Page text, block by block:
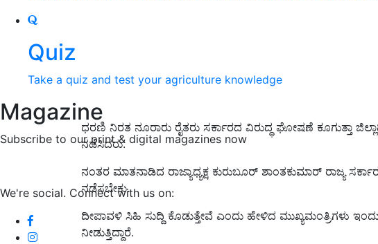
Quiz
Take a quiz and test your agriculture knowledge
Magazine
Subscribe to our print & digital magazines now
We're social. Connect with us on:
ಧರಣಿ ನಿರತ ನೂರಾರು ರೈತರು ಸರ್ಕಾರದ ವಿರುದ್ಧ ಘೋಷಣೆ ಕೂಗುತ್ತಾ
ನಡೆಸಿದರು.
ನಂತರ ಮಾತನಾಡಿದ ರಾಜ್ಯಾಧ್ಯಕ್ಷ ಕುರುಬೂರ್ ಶಾಂತಕುಮಾರ್ ರಾಜ್ಯ
ನಡೆಸಬೇಕು.
ದೀಪಾವಳಿ ಸಿಹಿ ಸುದ್ದಿ ಕೊಡುತ್ತೇವೆ ಎಂದು ಹೇಳಿದ ಮುಖ್ಯಮಂತ್ರಿಗಳು
ನೀಡುತ್ತಿದ್ದಾರೆ.